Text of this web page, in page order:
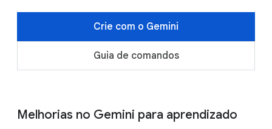
Crie com o Gemini
Guia de comandos
Melhorias no Gemini para aprendizado